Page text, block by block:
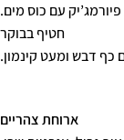
חטיף בבוקר
ארוחת צהריים